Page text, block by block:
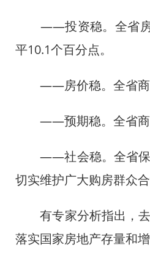
——投资稳。全省房地
平10.1个百分点。
——房价稳。全省商品
——预期稳。全省商品
——社会稳。全省保交
切实维护广大购房群众合
有专家分析指出，去
落实国家房地产存量和